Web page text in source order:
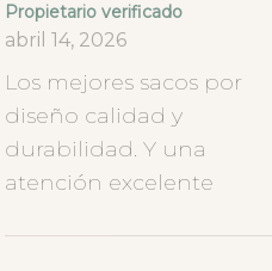
Propietario verificado
abril 14, 2026
Los mejores sacos por
diseño calidad y
durabilidad. Y una
atención excelente